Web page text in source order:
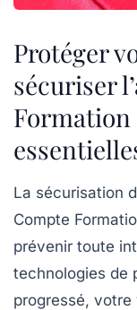
Protéger
sécuriser
Formation
La sécurisation
Compte
prévenir toute
technologies de
progressé, votre